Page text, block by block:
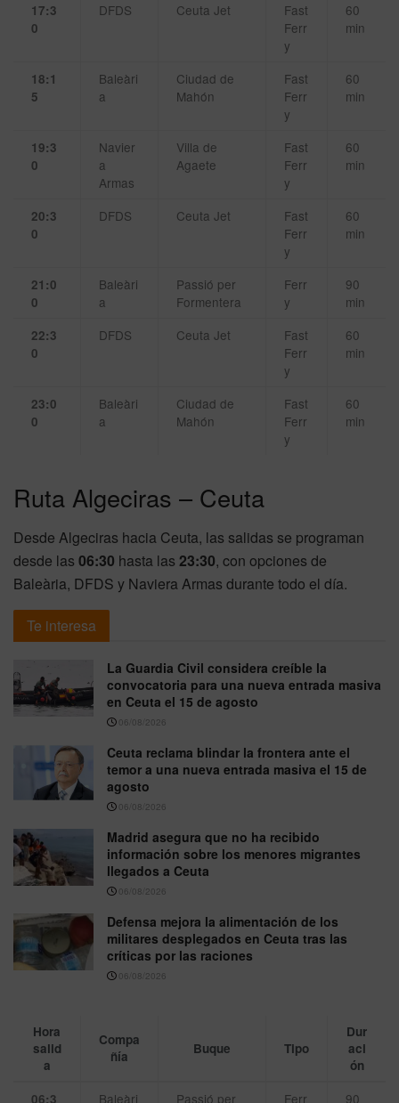
17:3
0
DFDS Ceuta Jet
Fast
Ferr
y
60
min
18:1
5
Baleàri
a
Ciudad de
Mahón
Fast
Ferr
y
60
min
19:3
0
Navier
a
Armas
Villa de
Agaete
Fast
Ferr
y
60
min
20:3
0
DFDS Ceuta Jet
Fast
Ferr
y
60
min
21:0
0
Baleàri
a
Passió per
Formentera
Ferr
y
90
min
22:3
0
DFDS Ceuta Jet
Fast
Ferr
y
60
min
23:0
0
Baleàri
a
Ciudad de
Mahón
Fast
Ferr
y
60
min
Ruta Algeciras – Ceuta
Desde Algeciras hacia Ceuta, las salidas se programan
desde las 06:30 hasta las 23:30, con opciones de
Baleària, DFDS y Naviera Armas durante todo el día.
Te interesa
La Guardia Civil considera creíble la
convocatoria para una nueva entrada masiva
en Ceuta el 15 de agosto
06/08/2026
Ceuta reclama blindar la frontera ante el
temor a una nueva entrada masiva el 15 de
agosto
06/08/2026
Madrid asegura que no ha recibido
información sobre los menores migrantes
llegados a Ceuta
06/08/2026
Defensa mejora la alimentación de los
militares desplegados en Ceuta tras las
críticas por las raciones
06/08/2026
Hora
salid
a
Compa
ñía
Buque Tipo
Dur
aci
ón
06:3
Baleàri Passió per Ferr 90